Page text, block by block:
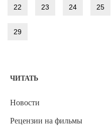
22 23 24 25
29
ЧИТАТЬ
Новости
Рецензии на фильмы